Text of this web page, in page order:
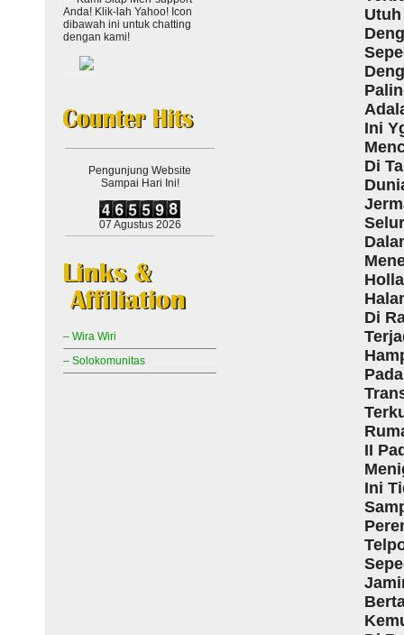
Anda! Klik-lah Yahoo! Icon
dibawah ini untuk chatting
dengan kami!
Pengunjung Website
Sampai Hari Ini!
07 Agustus 2026
– Wira Wiri
– Solokomunitas
Ini
Di
Di
II
Ini